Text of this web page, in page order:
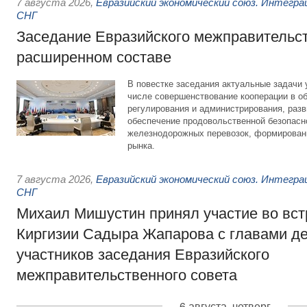
7 августа 2026, Евразийский экономический союз.
СНГ
Заседание Евразийского
расширенном составе
В повестке заседания актуальные задачи
числе совершенствование кооперации в
регулирования и администрирования,
обеспечение продовольственной
железнодорожных перевозок,
рынка.
7 августа 2026, Евразийский экономический союз.
СНГ
Михаил Мишустин принял участие во
Киргизии Садыра Жапарова с главами
участников заседания Евразийского
межправительственного совета